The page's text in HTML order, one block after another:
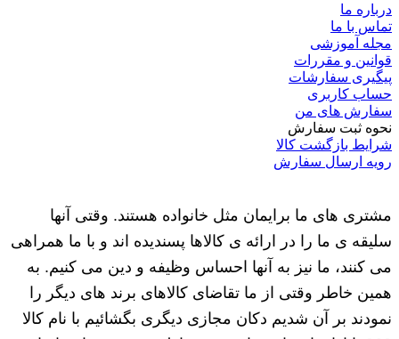
درباره ما
تماس با ما
مجله آموزشی
قوانین و مقررات
پیگیری سفارشات
حساب کاربری
سفارش های من
نحوه ثبت سفارش
شرایط بازگشت کالا
رویه ارسال سفارش
مشتری های ما برایمان مثل خانواده هستند. وقتی آنها
سلیقه ی ما را در ارائه ی کالاها پسندیده اند و با ما همراهی
می کنند، ما نیز به آنها احساس وظیفه و دین می کنیم. به
همین خاطر وقتی از ما تقاضای کالاهای برند های دیگر را
نمودند بر آن شدیم دکان مجازی دیگری بگشائیم با نام کالا